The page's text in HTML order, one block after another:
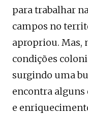
para trabalhar
campos no
apropriou. Mas,
condições
surgindo uma
encontra alguns
e